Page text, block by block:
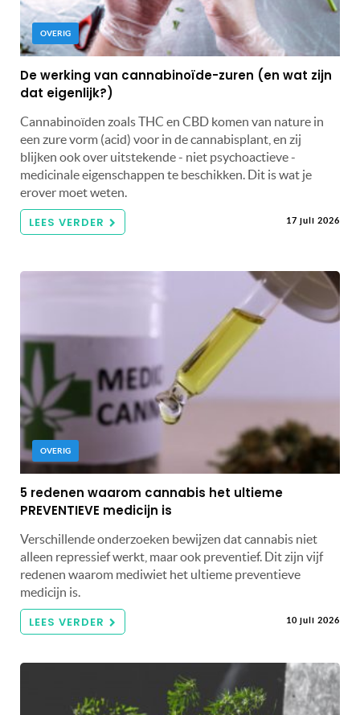
OVERIG
De werking van cannabinoïde-zuren (en wat zijn
dat eigenlijk?)
Cannabinoïden zoals THC en CBD komen van nature in
een zure vorm (acid) voor in de cannabisplant, en zij
blijken ook over uitstekende - niet psychoactieve -
medicinale eigenschappen te beschikken. Dit is wat je
erover moet weten.
LEES VERDER 17 juli 2026
OVERIG
5 redenen waarom cannabis het ultieme
PREVENTIEVE medicijn is
Verschillende onderzoeken bewijzen dat cannabis niet
alleen repressief werkt, maar ook preventief. Dit zijn vijf
redenen waarom mediwiet het ultieme preventieve
medicijn is.
LEES VERDER 10 juli 2026